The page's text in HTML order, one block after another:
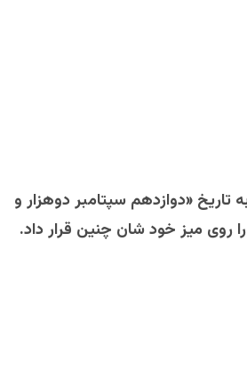
تاریخ «دوازدهم سپتامبر دوهزار و
میز خود شان چنین قرار داد.